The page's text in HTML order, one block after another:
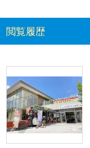
閲覧履歴